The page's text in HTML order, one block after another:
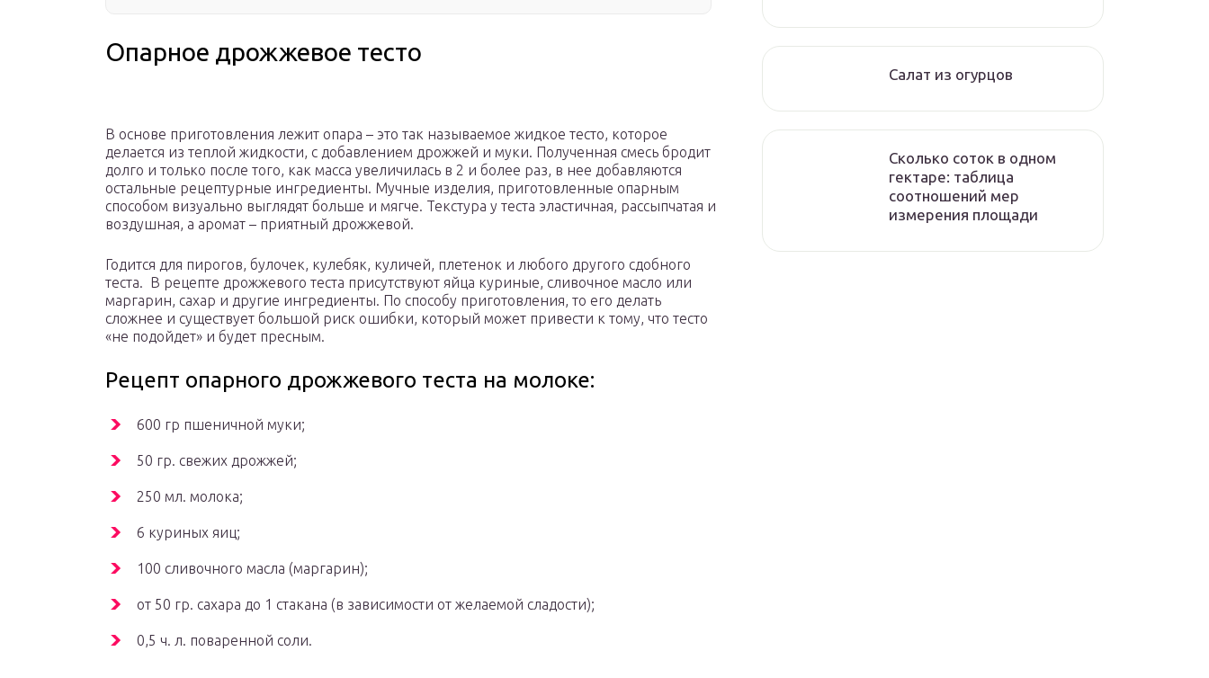
Опарное дрожжевое тесто
В основе приготовления лежит опара – это так называемое жидкое тесто, которое
делается из теплой жидкости, с добавлением дрожжей и муки. Полученная смесь бродит
долго и только после того, как масса увеличилась в 2 и более раз, в нее добавляются
остальные рецептурные ингредиенты. Мучные изделия, приготовленные опарным
способом визуально выглядят больше и мягче. Текстура у теста эластичная, рассыпчатая и
воздушная, а аромат – приятный дрожжевой.
Годится для пирогов, булочек, кулебяк, куличей, плетенок и любого другого сдобного
теста. В рецепте дрожжевого теста присутствуют яйца куриные, сливочное масло или
маргарин, сахар и другие ингредиенты. По способу приготовления, то его делать
сложнее и существует большой риск ошибки, который может привести к тому, что тесто
«не подойдет» и будет пресным.
Рецепт опарного дрожжевого теста на молоке:
600 гр пшеничной муки;
50 гр. свежих дрожжей;
250 мл. молока;
6 куриных яиц;
100 сливочного масла (маргарин);
от 50 гр. сахара до 1 стакана (в зависимости от желаемой сладости);
0,5 ч. л. поваренной соли.
Салат из огурцов
Сколько соток в одном
гектаре: таблица
соотношений мер
измерения площади